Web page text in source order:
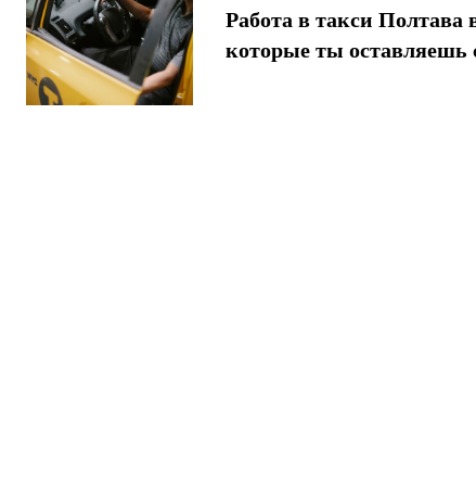
Работа в такси Полтава
которые ты оставляешь